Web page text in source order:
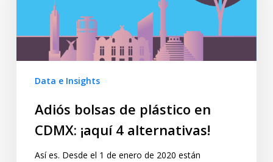
Data e Insights
Adiós bolsas de plástico en
CDMX: ¡aquí 4 alternativas!
Así es. Desde el 1 de enero de 2020 están